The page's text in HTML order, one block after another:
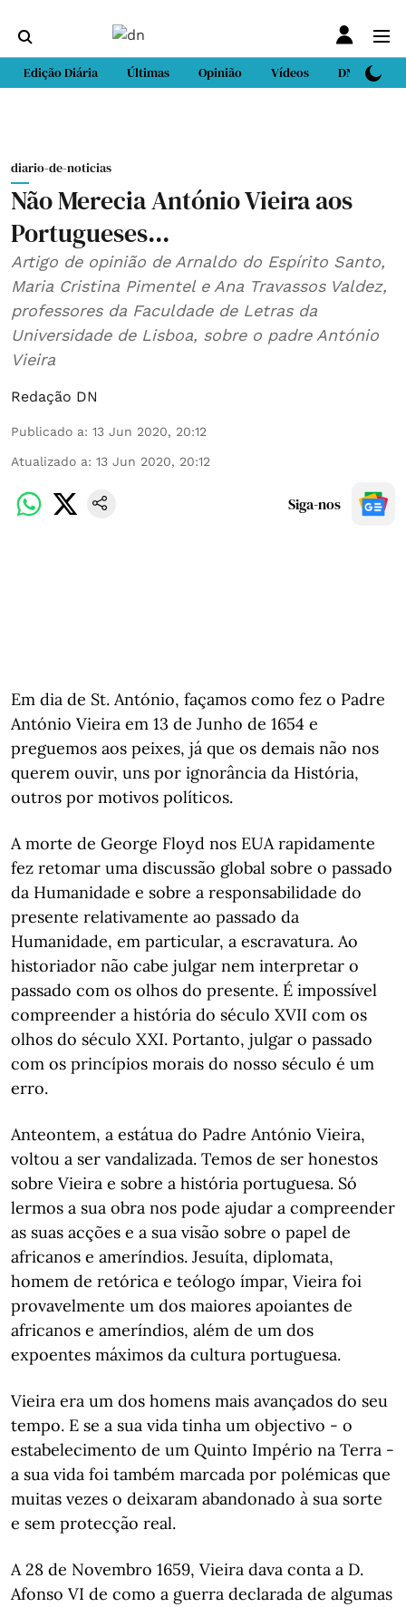
Edição Diária Últimas Opinião Vídeos DN Sport
diario-de-noticias
Não Merecia António Vieira aos
Portugueses...
Artigo de opinião de Arnaldo do Espírito Santo,
Maria Cristina Pimentel e Ana Travassos Valdez,
professores da Faculdade de Letras da
Universidade de Lisboa, sobre o padre António
Vieira
Redação DN
Publicado a: 13 Jun 2020, 20:12
Atualizado a: 13 Jun 2020, 20:12
Siga-nos
Em dia de St. António, façamos como fez o Padre
António Vieira em 13 de Junho de 1654 e
preguemos aos peixes, já que os demais não nos
querem ouvir, uns por ignorância da História,
outros por motivos políticos.
A morte de George Floyd nos EUA rapidamente
fez retomar uma discussão global sobre o passado
da Humanidade e sobre a responsabilidade do
presente relativamente ao passado da
Humanidade, em particular, a escravatura. Ao
historiador não cabe julgar nem interpretar o
passado com os olhos do presente. É impossível
compreender a história do século XVII com os
olhos do século XXI. Portanto, julgar o passado
com os princípios morais do nosso século é um
erro.
Anteontem, a estátua do Padre António Vieira,
voltou a ser vandalizada. Temos de ser honestos
sobre Vieira e sobre a história portuguesa. Só
lermos a sua obra nos pode ajudar a compreender
as suas acções e a sua visão sobre o papel de
africanos e ameríndios. Jesuíta, diplomata,
homem de retórica e teólogo ímpar, Vieira foi
provavelmente um dos maiores apoiantes de
africanos e ameríndios, além de um dos
expoentes máximos da cultura portuguesa.
Vieira era um dos homens mais avançados do seu
tempo. E se a sua vida tinha um objectivo - o
estabelecimento de um Quinto Império na Terra -
a sua vida foi também marcada por polémicas que
muitas vezes o deixaram abandonado à sua sorte
e sem protecção real.
A 28 de Novembro 1659, Vieira dava conta a D.
Afonso VI de como a guerra declarada de algumas